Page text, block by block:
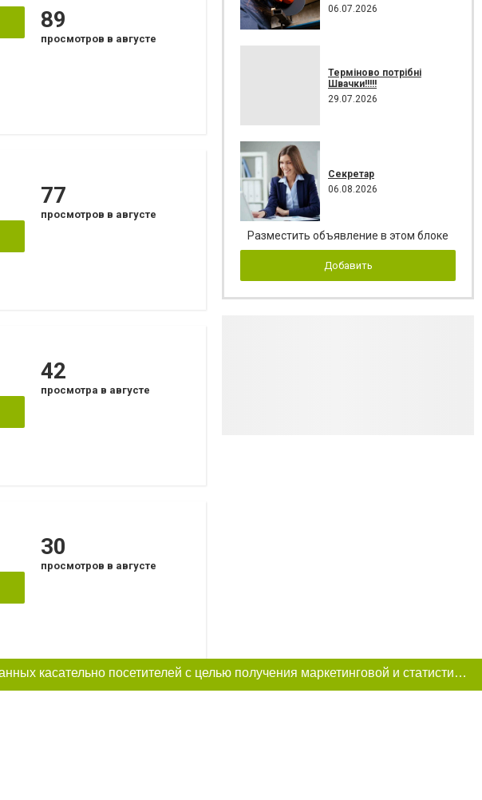
89
просмотров в августе
77
просмотров в августе
42
просмотра в августе
30
просмотров в августе
06.07.2026
Терміново потрібні
Швачки!!!!!
29.07.2026
Секретар
06.08.2026
Разместить объявление в этом блоке
Добавить
Этот сайт использует «cookies». Также сайт использует интернет-сервис для сбора технических данных касательно посетителей с целью получения маркетинговой и статистической информации. Условия обработки данных посетителей сайта см.